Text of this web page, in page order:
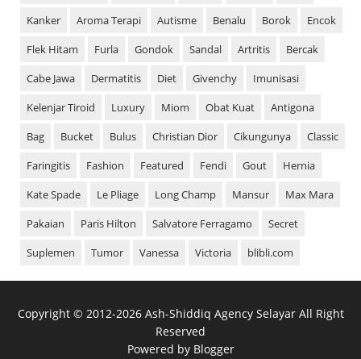
Kanker
Aroma Terapi Autisme Benalu Borok
Encok
Flek Hitam
Furla Gondok Sandal Artritis
Bercak
Cabe Jawa
Dermatitis Diet Givenchy
Imunisasi
Kelenjar Tiroid
Luxury Miom Obat Kuat
Antigona
Bag
Bucket Bulus Christian Dior Cikungunya
Classic
Faringitis
Fashion Featured Fendi Gout
Hernia
Kate Spade
Le Pliage Long Champ Mansur
Max Mara
Pakaian
Paris Hilton Salvatore Ferragamo
Secret
Suplemen
Tumor Vanessa Victoria blibli.com
Copyright © 2012-2026 Ash-Shiddiq Agency SelayarAll Right
Reserved
Powered by Blogger